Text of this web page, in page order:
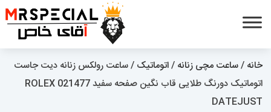
خانه /ساعت مچی زنانه /اتوماتیک / ساعت رولکس زنانه دیت جاست
اتوماتیک دورنگ طلایی قاب نگین صفحه سفید 021477 ROLEX
DATEJUST